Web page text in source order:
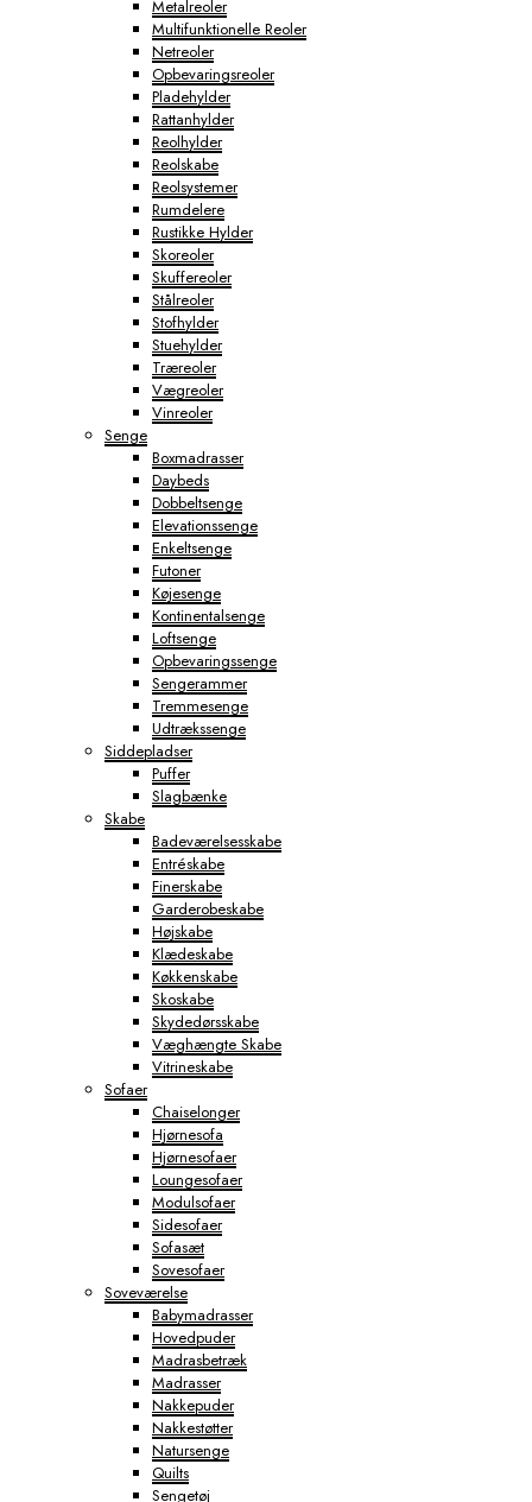
Metalreoler
Multifunktionelle Reoler
Netreoler
Opbevaringsreoler
Pladehylder
Rattanhylder
Reolhylder
Reolskabe
Reolsystemer
Rumdelere
Rustikke Hylder
Skoreoler
Skuffereoler
Stålreoler
Stofhylder
Stuehylder
Træreoler
Vægreoler
Vinreoler
Senge
Boxmadrasser
Daybeds
Dobbeltsenge
Elevationssenge
Enkeltsenge
Futoner
Køjesenge
Kontinentalsenge
Loftsenge
Opbevaringssenge
Sengerammer
Tremmesenge
Udtrækssenge
Siddepladser
Puffer
Slagbænke
Skabe
Badeværelsesskabe
Entréskabe
Finerskabe
Garderobeskabe
Højskabe
Klædeskabe
Køkkenskabe
Skoskabe
Skydedørsskabe
Væghængte Skabe
Vitrineskabe
Sofaer
Chaiselonger
Hjørnesofa
Hjørnesofaer
Loungesofaer
Modulsofaer
Sidesofaer
Sofasæt
Sovesofaer
Soveværelse
Babymadrasser
Hovedpuder
Madrasbetræk
Madrasser
Nakkepuder
Nakkestøtter
Natursenge
Quilts
Sengetøj